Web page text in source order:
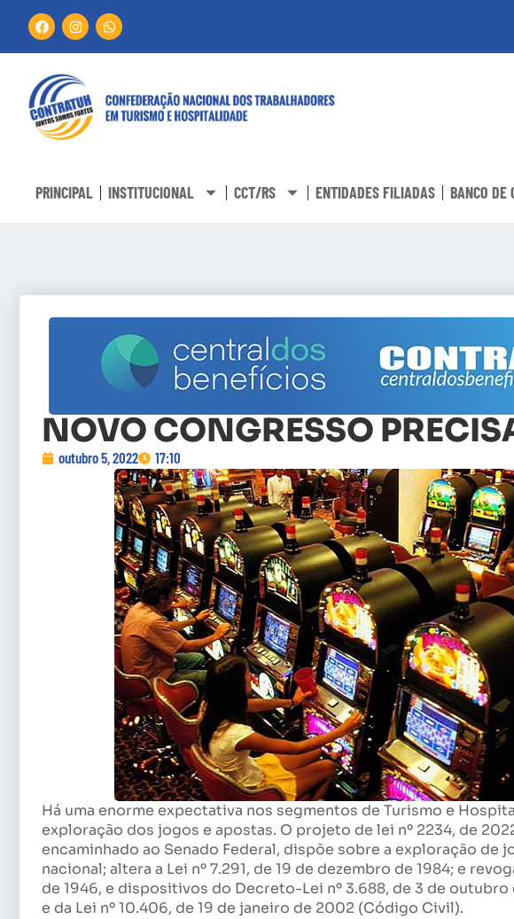
PRINCIPAL INSTITUCIONAL CCT/RS ENTIDADES FILIADAS BANCO DE
NOVO CONGRESSO
outubro 5, 2022 17:10
Há uma enorme expectativa nos segmentos de Turismo e
exploração dos jogos e apostas. O projeto de lei nº 2234, de
encaminhado ao Senado Federal, dispõe sobre a exploração
nacional; altera a Lei nº 7.291, de 19 de dezembro de 1984; e
de 1946, e dispositivos do Decreto-Lei nº 3.688, de 3 de outubro
e da Lei nº 10.406, de 19 de janeiro de 2002 (Código Civil).